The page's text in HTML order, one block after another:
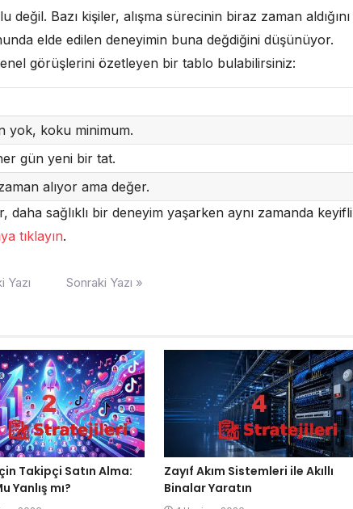
değil. Bazı kişiler, alışma sürecinin biraz zaman aldığını
elde edilen deneyimin buna değdiğini düşünüyor.
görüşlerini özetleyen bir tablo bulabilirsiniz:
yok, koku minimum.
gün yeni bir tat.
alıyor ama değer.
daha sağlıklı bir deneyim yaşarken aynı zamanda keyifli
tıklayın.
Yazı Sonraki Yazı »
Takipçi Satın Alma:
Yanlış mı?
Zayıf Akım Sistemleri ile Akıllı
Binalar Yaratın